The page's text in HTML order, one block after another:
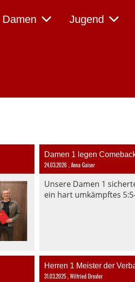
Damen Jugend
Damen 1 legen
24.03.2026 , Anna Gaiser
Unsere Damen 1
ein hart umkämpftes
Herren 1 Meister der
31.03.2025, Wilfried Drexler